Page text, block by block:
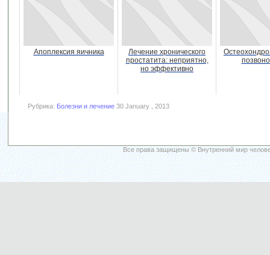
Апоплексия яичника
Лечение хронического
простатита: неприятно,
но эффективно
Рубрика: Болезни и лечение 30 January , 2013
Все права защищены © Внутренний мир